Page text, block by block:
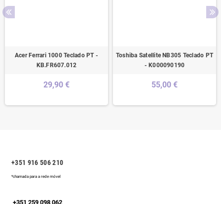
Acer Ferrari 1000 Teclado PT -
KB.FR607.012
29,90 €
Toshiba Satellite NB305 Teclado PT
- K000090190
55,00 €
+351 916 506 210
*chamada para a rede móvel
+351 259 098 062